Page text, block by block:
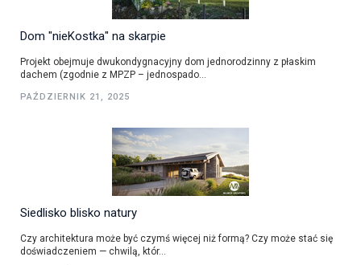
Dom "nieKostka" na skarpie
Projekt obejmuje dwukondygnacyjny dom jednorodzinny z płaskim
dachem (zgodnie z MPZP – jednospado...
PAŹDZIERNIK 21, 2025
Siedlisko blisko natury
Czy architektura może być czymś więcej niż formą? Czy może stać się
doświadczeniem — chwilą, któr...